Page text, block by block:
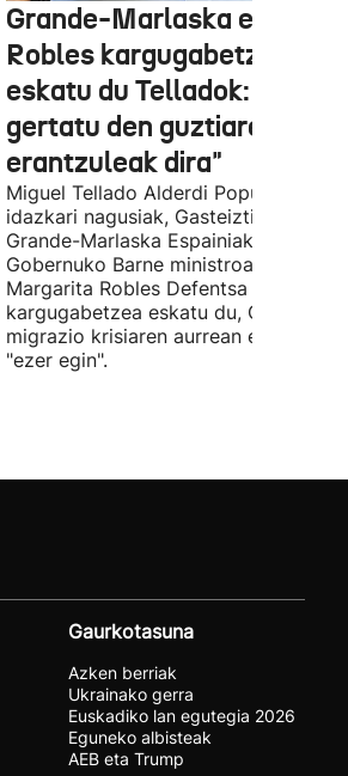
Grande-Marlaska eta
Robles kargugabetzea
eskatu du Telladok:
gertatu den guztiaren
erantzuleak dira"
Miguel Tellado Alderdi Popularraren
idazkari nagusiak, Gasteiztik,
Grande-Marlaska Espainiako
Gobernuko Barne ministroa eta
Margarita Robles Defentsa ministroa
kargugabetzea eskatu du, Ceutako
migrazio krisiaren aurrean ez
"ezer egin".
Gaurkotasuna
Azken berriak
Ukrainako gerra
Euskadiko lan egutegia 2026
Eguneko albisteak
AEB eta Trump